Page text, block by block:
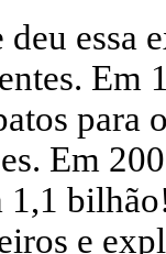
deu essa
Em
para
Em
1,1
e